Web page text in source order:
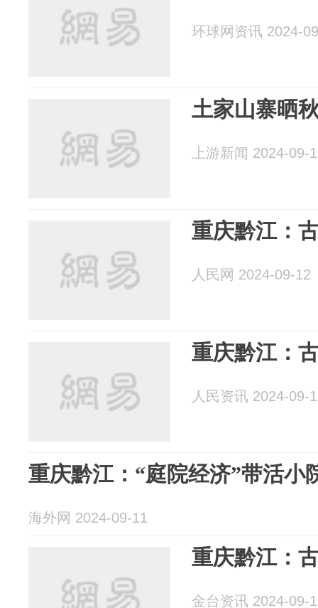
环球网资讯 2024-
土家山寨晒
上游新闻 2024-09-
重庆黔江：
人民网 2024-09-12
重庆黔江：
人民资讯 2024-09-
重庆黔江：“庭院经济”带活小
海外网 2024-09-11
重庆黔江：
金台资讯 2024-09-